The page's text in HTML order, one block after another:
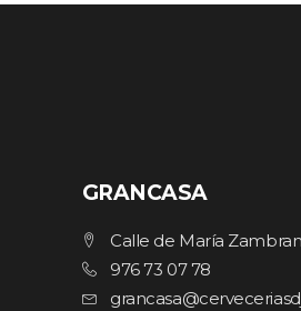
GRANCASA
Calle de María
976 73 07 78